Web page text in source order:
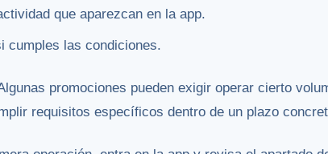
que aparezcan en la app.
cumples las condiciones.
promociones pueden exigir operar cierto
requisitos específicos dentro de un plazo